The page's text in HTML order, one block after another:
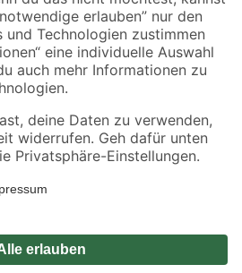
MwSt.. Die dargestellten Angebote sind unter
Die angegebenen Verfügbarkeiten beziehen
toom Baumarkt. Alle Angebote und
gilt nicht für Artikel mit Speditionsversand, hier
Impressum